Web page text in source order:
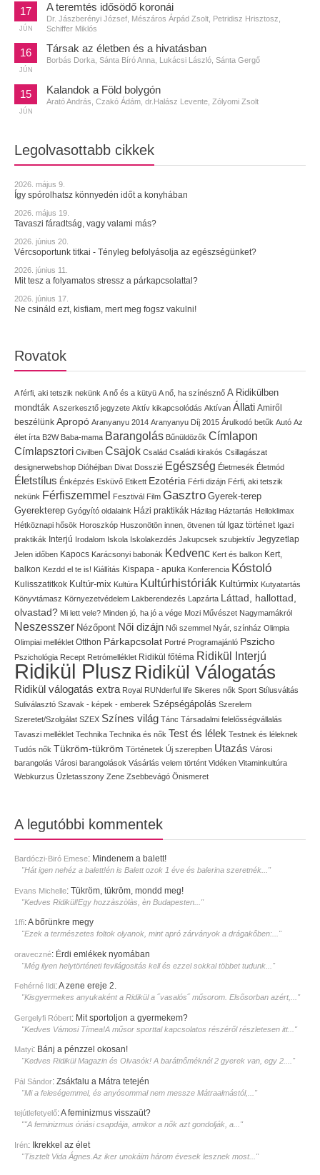
17
JÚN
A teremtés idősödő koronái
Dr. Jászberényi József, Mészáros Árpád Zsolt, Petridisz Hrisztosz,
Schiffer Miklós
16
JÚN
Társak az életben és a hivatásban
Borbás Dorka, Sánta Bíró Anna, Lukácsi László, Sánta Gergő
15
JÚN
Kalandok a Föld bolygón
Arató András, Czakó Ádám, dr.Halász Levente, Zólyomi Zsolt
Legolvasottabb cikkek
2026. május 9.
Így spórolhatsz könnyedén időt a konyhában
2026. május 19.
Tavaszi fáradtság, vagy valami más?
2026. június 20.
Vércsoportunk titkai - Tényleg befolyásolja az egészségünket?
2026. június 11.
Mit tesz a folyamatos stressz a párkapcsolattal?
2026. június 17.
Ne csináld ezt, kisfiam, mert meg fogsz vakulni!
Rovatok
A férfi, aki tetszik nekünk A nő és a kütyü A nő, ha színésznő A Ridikülben
mondták A szerkesztő jegyzete Aktív kikapcsolódás Aktívan Állati Amiről
beszélünk Apropó Aranyanyu 2014 Aranyanyu Díj 2015 Árulkodó betűk Autó Az
élet írta B2W Baba-mama Barangolás Bűnüldözők Címlapon
Címlapsztori Civilben Csajok Család Családi kirakós Csillagászat
designerwebshop Dióhéjban Divat Dosszié Egészség Életmesék Életmód
Életstílus Énképzés Esküvő Etikett Ezotéria Férfi dizájn Férfi, aki tetszik
nekünk Férfiszemmel Fesztivál Film Gasztro Gyerek-terep
Gyerekterep Gyógyító oldalaink Házi praktikák Házilag Háztartás Helloklimax
Hétköznapi hősök Horoszkóp Huszonötön innen, ötvenen túl Igaz történet Igazi
praktikák Interjú Irodalom Iskola Iskolakezdés Jakupcsek szubjektív Jegyzetlap
Jelen időben Kapocs Karácsonyi babonák Kedvenc Kert és balkon Kert,
balkon Kezdd el te is! Kiállítás Kispapa - apuka Konferencia Kóstoló
Kulisszatitkok Kultúr-mix Kultúra Kultúrhistóriák Kultúrmix Kutyatartás
Könyvtámasz Környezetvédelem Lakberendezés Lapzárta Láttad, hallottad,
olvastad? Mi lett vele? Minden jó, ha jó a vége Mozi Művészet Nagymamákról
Neszesszer Nézőpont Női dizájn Női szemmel Nyár, színház Olimpia
Olimpiai melléklet Otthon Párkapcsolat Portré Programajánló Pszicho
Pszichológia Recept Retrómelléklet Ridikül főtéma Ridikül Interjú
Ridikül Plusz Ridikül Válogatás
Ridikül válogatás extra Royal RUNderful life Sikeres nők Sport Stílusváltás
Suliválasztó Szavak - képek - emberek Szépségápolás Szerelem
Szeretet/Szolgálat SZEX Színes világ Tánc Társadalmi felelősségvállalás
Tavaszi melléklet Technika Technika és nők Test és lélek Testnek és léleknek
Tudós nők Tükröm-tükröm Történetek Új szerepben Utazás Városi
barangolás Városi barangolások Vásárlás velem történt Vidéken Vitaminkultúra
Webkurzus Üzletasszony Zene Zsebbevágó Önismeret
A legutóbbi kommentek
Bardóczi-Biró Emese: Mindenem a balett!
"Hát igen nehéz a balett!én is Balett ozok 1 éve és balerina szeretnék..."
Evans Michelle: Tükröm, tükröm, mondd meg!
"Kedves Ridikül!Egy hozzàszòlàs, èn Budapesten..."
1ffi:A bőrünkre megy
"Ezek a természetes foltok olyanok, mint apró zárványok a drágakőben:..."
oraveczné: Érdi emlékek nyomában
"Még ilyen helytörténeti fevilágositás kell és ezzel sokkal többet tudunk..."
Fehérné Ildi:A zene ereje 2.
"Kisgyermekes anyukaként a Ridikül a ˝vasalós˝ műsorom. Elsősorban azért,..."
Gergelyfi Róbert: Mit sportoljon a gyermekem?
"Kedves Vámosi Tímea!A műsor sporttal kapcsolatos részéről részletesen itt..."
Matyi: Bánj a pénzzel okosan!
"Kedves Ridikül Magazin és Olvasók! A barátnőméknél 2 gyerek van, egy 2...."
Pál Sándor: Zsákfalu a Mátra tetején
"Mi a feleségemmel, és anyósommal nem messze Mátraalmástól,..."
tejútlefetyelő:A feminizmus visszaüt?
""A feminizmus óriási csapdája, amikor a nők azt gondolják, a..."
Irén: Ikrekkel az élet
"Tisztelt Vida Ágnes.Az iker unokáim három évesek lesznek most..."